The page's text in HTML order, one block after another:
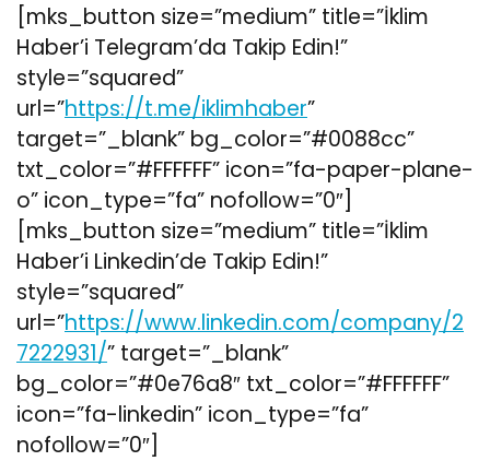
[mks_button size=”medium” title=”İklim
Haber’i Telegram’da Takip Edin!”
style=”squared”
url=”https://t.me/iklimhaber”
target=”_blank” bg_color=”#0088cc”
txt_color=”#FFFFFF” icon=”fa-paper-plane-
o” icon_type=”fa” nofollow=”0″]
[mks_button size=”medium” title=”İklim
Haber’i Linkedin’de Takip Edin!”
style=”squared”
url=”https://www.linkedin.com/company/2
7222931/” target=”_blank”
bg_color=”#0e76a8″ txt_color=”#FFFFFF”
icon=”fa-linkedin” icon_type=”fa”
nofollow=”0″]